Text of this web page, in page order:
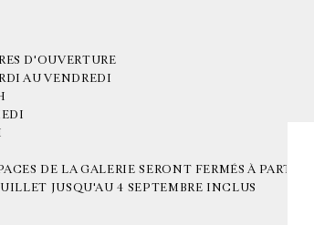
D'OUVERTURE
AU VENDREDI
DE LA GALERIE SERONT FERMÉS À PARTIR
JUSQU'AU 4 SEPTEMBRE INCLUS